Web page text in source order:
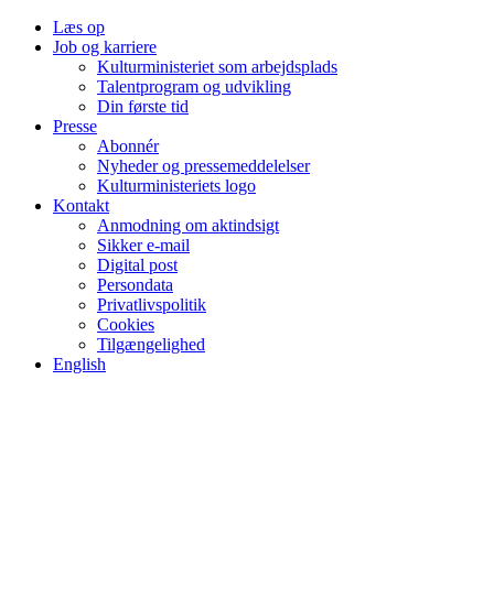
Læs op
Job og karriere
Kulturministeriet som arbejdsplads
Talentprogram og udvikling
Din første tid
Presse
Abonnér
Nyheder og pressemeddelelser
Kulturministeriets logo
Kontakt
Anmodning om aktindsigt
Sikker e-mail
Digital post
Persondata
Privatlivspolitik
Cookies
Tilgængelighed
English